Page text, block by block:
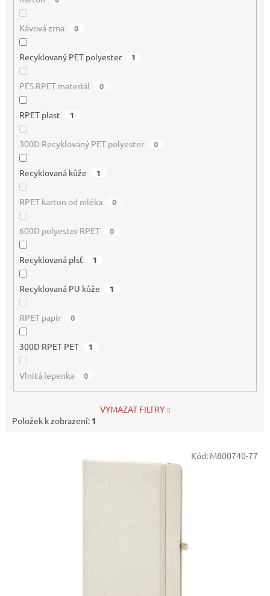
Kávová zrna 0
Recyklovaný PET polyester 1
PES RPET materiál 0
RPET plast 1
300D Recyklovaný PET polyester 0
Recyklovaná kůže 1
RPET karton od mléka 0
600D polyester RPET 0
Recyklovaná plsť 1
Recyklovaná PU kůže 1
RPET papír 0
300D RPET PET 1
Vlnitá lepenka 0
VYMAZAT FILTRY
Položek k zobrazení: 1
Kód: M800740-77